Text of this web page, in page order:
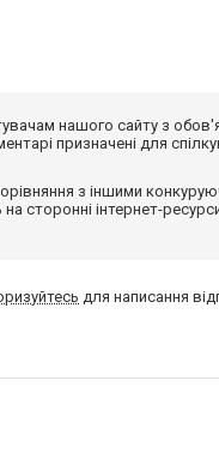
нашого сайту з
призначені для
з іншими
сторонні інтернет-
для написання